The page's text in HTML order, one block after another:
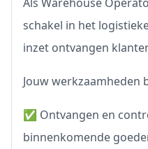
schakel in het
inzet ontvangen
Jouw werkzaamheden
✅ Ontvangen en
binnenkomende